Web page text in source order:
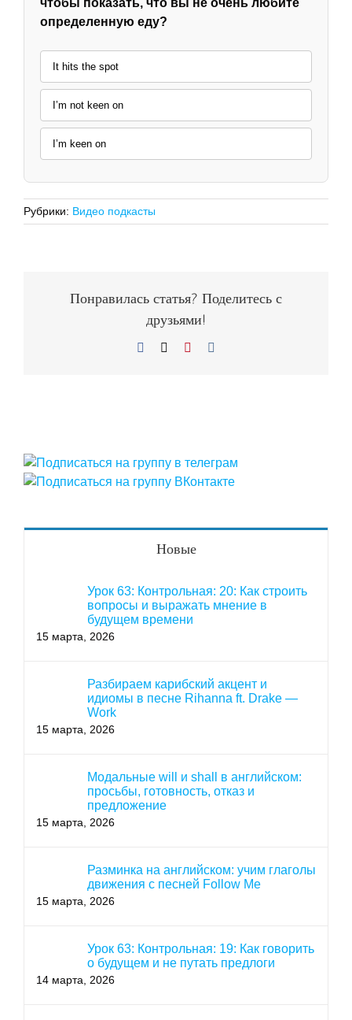
определенную еду?
It hits the spot
I’m not keen on
I’m keen on
Рубрики: Видео подкасты
Понравилась статья? Поделитесь с
друзьями!
Facebook Pinterest
Новые
Урок 63: Контрольная: 20: Как строить
вопросы и выражать мнение в
будущем времени
15 марта, 2026
Разбираем карибский акцент и
идиомы в песне Rihanna ft. Drake —
Work
15 марта, 2026
Модальные will и shall в английском:
просьбы, готовность, отказ и
предложение
15 марта, 2026
Разминка на английском: учим глаголы
движения с песней Follow Me
15 марта, 2026
Урок 63: Контрольная: 19: Как говорить
о будущем и не путать предлоги
14 марта, 2026